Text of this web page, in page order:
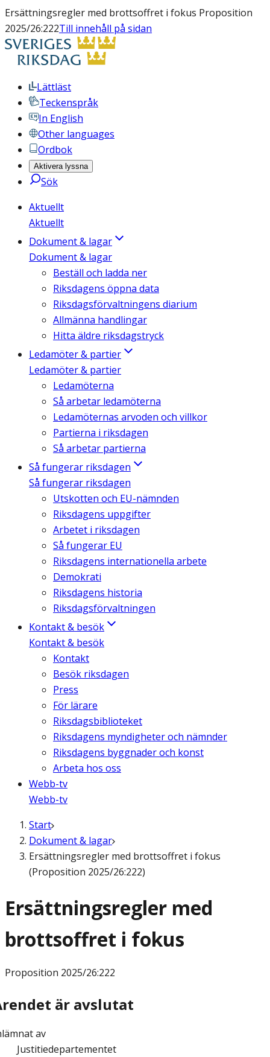
Ersättningsregler med brottsoffret i fokus Proposition
2025/26:222Till innehåll på sidan
Lättläst
Teckenspråk
In English
Other languages
Ordbok
Aktivera lyssna
Sök
Aktuellt
Aktuellt
Dokument & lagar
Dokument & lagar
Beställ och ladda ner
Riksdagens öppna data
Riksdagsförvaltningens diarium
Allmänna handlingar
Hitta äldre riksdagstryck
Ledamöter & partier
Ledamöter & partier
Ledamöterna
Så arbetar ledamöterna
Ledamöternas arvoden och villkor
Partierna i riksdagen
Så arbetar partierna
Så fungerar riksdagen
Så fungerar riksdagen
Utskotten och EU-nämnden
Riksdagens uppgifter
Arbetet i riksdagen
Så fungerar EU
Riksdagens internationella arbete
Demokrati
Riksdagens historia
Riksdagsförvaltningen
Kontakt & besök
Kontakt & besök
Kontakt
Besök riksdagen
Press
För lärare
Riksdagsbiblioteket
Riksdagens myndigheter och nämnder
Riksdagens byggnader och konst
Arbeta hos oss
Webb-tv
Webb-tv
Start
Dokument & lagar
Ersättningsregler med brottsoffret i fokus
(Proposition 2025/26:222)
Ersättningsregler med
brottsoffret i fokus
Proposition 2025/26:222
är avslutat
av
Justitiedepartementet